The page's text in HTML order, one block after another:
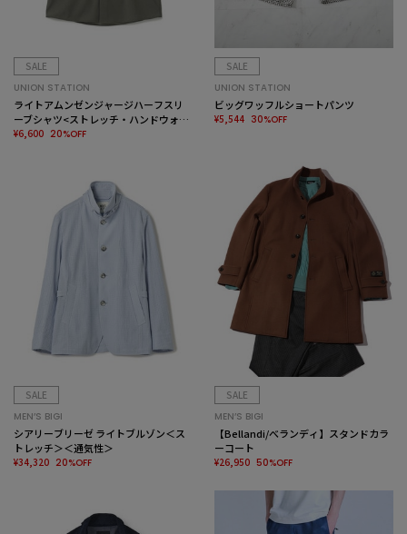
SALE
UNION STATION
ライトアムンゼンジャージハーフスリ
ーブシャツ<ストレッチ・ハンドウォッ
シャブル>
¥6,600 20%OFF
SALE
UNION STATION
ビッグワッフルショートパンツ
¥5,544 30%OFF
SALE
MEN’S BIGI
シアリーブリーゼ ライトブルゾン＜ス
トレッチ＞＜通気性＞
¥34,320 20%OFF
SALE
MEN’S BIGI
【Bellandi/べランディ】スタンドカラ
ーコート
¥26,950 50%OFF